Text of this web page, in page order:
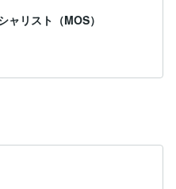
ャリスト（MOS）